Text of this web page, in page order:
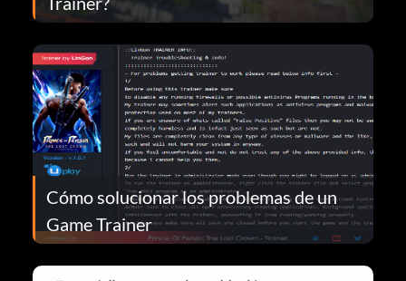
Cómo solucionar los problemas de un
Game Trainer